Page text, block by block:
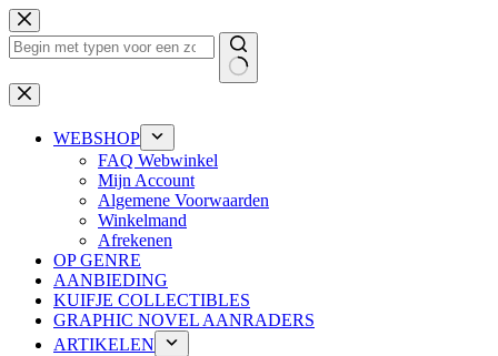
Ga
naar
de
Geen
resultaten
WEBSHOP
FAQ Webwinkel
Mijn Account
Algemene Voorwaarden
Winkelmand
Afrekenen
OP GENRE
AANBIEDING
KUIFJE COLLECTIBLES
GRAPHIC NOVEL AANRADERS
ARTIKELEN